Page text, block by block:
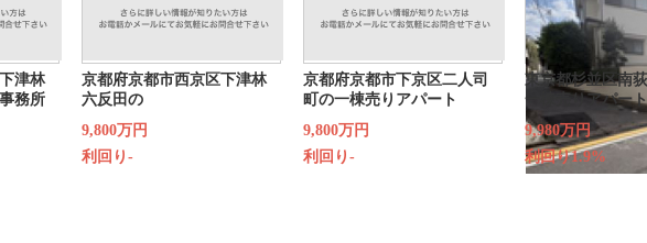
津林
務所
京都府京都市西京区下津林
六反田の
9,800万円
利回り-
京都府京都市下京区二人司
町の一棟売りアパート
9,800万円
利回り-
東京都杉並区南
一棟売りアパート
9,980万円
利回り1.9%